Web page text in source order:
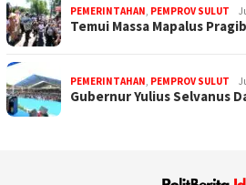
PEMERINTAHAN PEMPROV SULUT
Temui Massa Mapalus
PEMERINTAHAN PEMPROV SULUT
Gubernur Yulius Selvanus